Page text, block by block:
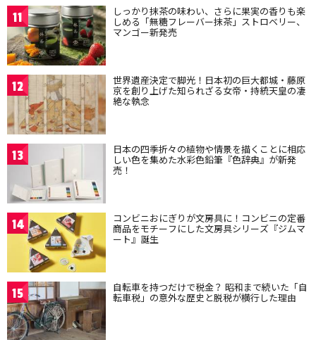
11 しっかり抹茶の味わい、さらに果実の香りも楽
しめる「無糖フレーバー抹茶」ストロベリー、
マンゴー新発売
12 世界遺産決定で脚光！日本初の巨大都城・藤原
京を創り上げた知られざる女帝・持統天皇の凄
絶な執念
13 日本の四季折々の植物や情景を描くことに相応
しい色を集めた水彩色鉛筆『色辞典』が新発
売！
14 コンビニおにぎりが文房具に！コンビニの定番
商品をモチーフにした文房具シリーズ『ジムマ
ート』誕生
15 自転車を持つだけで税金？ 昭和まで続いた「自
転車税」の意外な歴史と脱税が横行した理由